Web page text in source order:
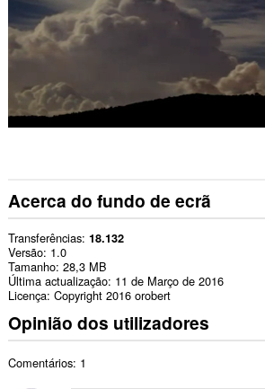
Acerca do fundo de ecrã
Transferências 18.132
Versão 1.0
Tamanho 28,3 MB
Última actualização 11 de Março de 2016
Licença Copyright 2016 orobert
Opinião dos utilizadores
Comentários: 1